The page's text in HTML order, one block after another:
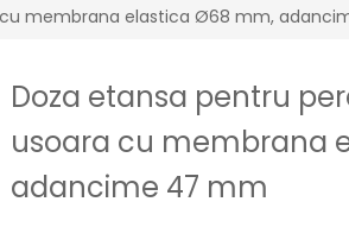
membrana elastica Ø68 mm,
Doza etansa pentru
usoara cu membrana
adancime 47 mm